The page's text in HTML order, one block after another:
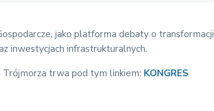
jako platforma debaty o transformacji
inwestycjach infrastrukturalnych.
Trójmorza trwa pod tym linkiem: KONGRES